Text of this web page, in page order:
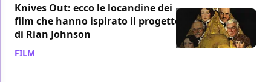
Knives Out: ecco le locandine dei
film che hanno ispirato il progetto
di Rian Johnson
FILM